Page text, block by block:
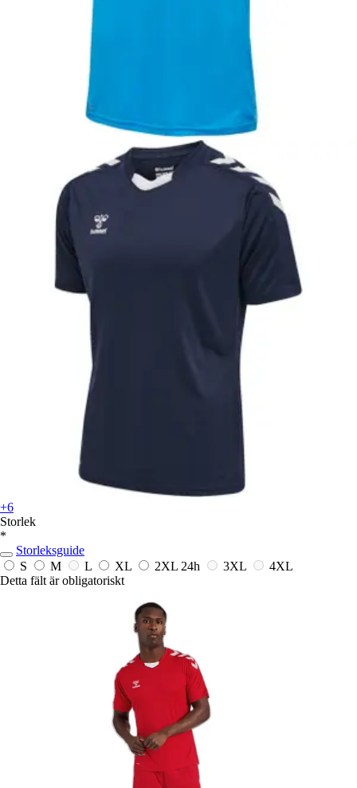
+6
Storlek
*
Storleksguide
S
M L XL 2XL 24h 3XL
4XL
Detta fält är obligatoriskt